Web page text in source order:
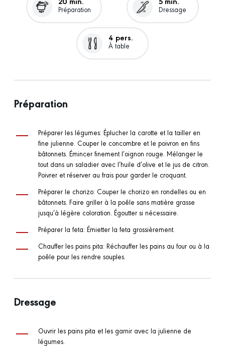
Préparation Dressage
4 pers.
À table
Préparation
Préparer les légumes: Éplucher la carotte et la tailler en
fine julienne. Couper le concombre et le poivron en fins
bâtonnets. Émincer finement l’oignon rouge. Mélanger le
tout dans un saladier avec l’huile d’olive et le jus de citron.
Poivrer et réserver au frais pour garder le croquant.
Préparer le chorizo: Couper le chorizo en rondelles ou en
bâtonnets. Faire griller à la poêle sans matière grasse
jusqu’à légère coloration. Égoutter si nécessaire.
Préparer la feta: Émietter la feta grossièrement.
Chauffer les pains pita: Réchauffer les pains au four ou à la
poêle pour les rendre souples.
Dressage
Ouvrir les pains pita et les garnir avec la julienne de
légumes.